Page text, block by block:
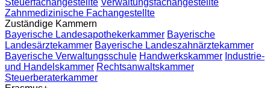
Zahnmedizinische Fachangestellte
Zuständige Kammern
Bayerische Landesapothekerkammer Bayerische
Landesärztekammer Bayerische Landeszahnärztekammer
Bayerische Verwaltungsschule Handwerkskammer Industrie-
und Handelskammer Rechtsanwaltskammer
Steuerberaterkammer